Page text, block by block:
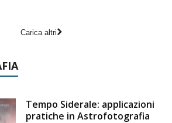
Carica altri
Tempo Siderale: applicazioni
pratiche in Astrofotografia